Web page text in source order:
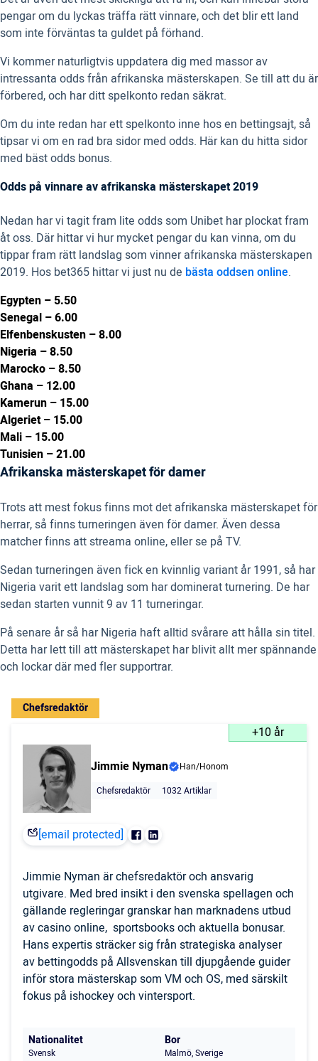
pengar om du lyckas träffa rätt vinnare, och det blir ett land
som inte förväntas ta guldet på förhand.
Vi kommer naturligtvis uppdatera dig med massor av
intressanta odds från afrikanska mästerskapen. Se till att du är
förbered, och har ditt spelkonto redan säkrat.
Om du inte redan har ett spelkonto inne hos en bettingsajt, så
tipsar vi om en rad bra sidor med odds. Här kan du hitta sidor
med bäst odds bonus.
Odds på vinnare av afrikanska mästerskapet 2019
Nedan har vi tagit fram lite odds som Unibet har plockat fram
åt oss. Där hittar vi hur mycket pengar du kan vinna, om du
tippar fram rätt landslag som vinner afrikanska mästerskapen
2019. Hos bet365 hittar vi just nu de bästa oddsen online.
Egypten – 5.50
Senegal – 6.00
Elfenbenskusten – 8.00
Nigeria – 8.50
Marocko – 8.50
Ghana – 12.00
Kamerun – 15.00
Algeriet – 15.00
Mali – 15.00
Tunisien – 21.00
Afrikanska mästerskapet för damer
Trots att mest fokus finns mot det afrikanska mästerskapet för
herrar, så finns turneringen även för damer. Även dessa
matcher finns att streama online, eller se på TV.
Sedan turneringen även fick en kvinnlig variant år 1991, så har
Nigeria varit ett landslag som har dominerat turnering. De har
sedan starten vunnit 9 av 11 turneringar.
På senare år så har Nigeria haft alltid svårare att hålla sin titel.
Detta har lett till att mästerskapet har blivit allt mer spännande
och lockar där med fler supportrar.
Chefsredaktör
+10 år
Jimmie Nyman
Han/Honom
Chefsredaktör
1032 Artiklar
[email protected]
Jimmie Nyman är chefsredaktör och ansvarig
utgivare. Med bred insikt i den svenska spellagen och
gällande regleringar granskar han marknadens utbud
av casino online, sportsbooks och aktuella bonusar.
Hans expertis sträcker sig från strategiska analyser
av bettingodds på Allsvenskan till djupgående guider
inför stora mästerskap som VM och OS, med särskilt
fokus på ishockey och vintersport.
Nationalitet
Svensk
Bor
Malmö, Sverige